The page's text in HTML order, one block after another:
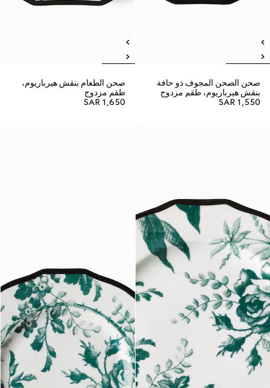
صحن الصحن المجوف ذو حافة
بنقش هيرباريوم، طقم مزدوج
SAR 1,550
صحن الطعام بنقش هيرباريوم،
طقم مزدوج
SAR 1,650